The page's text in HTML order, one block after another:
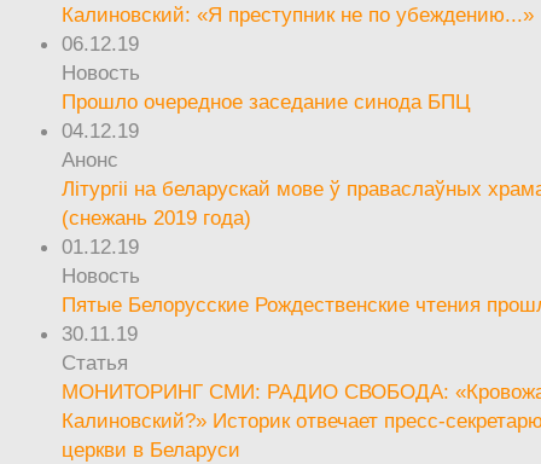
Калиновский: «Я преступник не по убеждению...»
06.12.19
Новость
Прошло очередное заседание синода БПЦ
04.12.19
Анонс
Літургіі на беларускай мове ў праваслаўных
(снежань 2019 года)
01.12.19
Новость
Пятые Белорусские Рождественские чтения
30.11.19
Статья
МОНИТОРИНГ СМИ: РАДИО СВОБОДА:
Калиновский?» Историк отвечает пресс-
церкви в Беларуси